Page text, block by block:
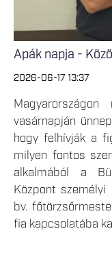
Apák napja -
2026-06-17 13:37
vasárnapján
hogy felhívják a
milyen fontos
alkalmából a
Központ
bv.
fia kapcsolatába